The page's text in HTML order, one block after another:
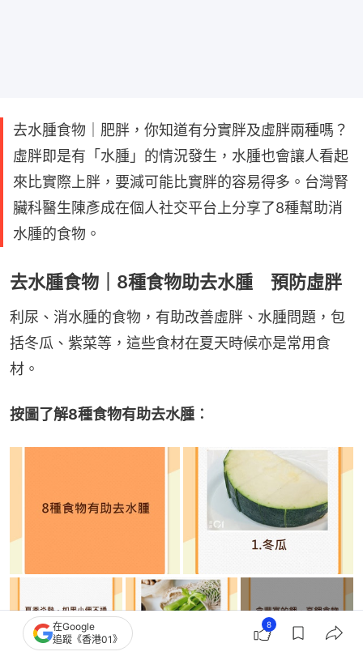
去水腫食物｜肥胖，你知道有分實胖及虛胖兩種嗎？
虛胖即是有「水腫」的情況發生，水腫也會讓人看起
來比實際上胖，要減可能比實胖的容易得多。台灣腎
臟科醫生陳彥成在個人社交平台上分享了8種幫助消
水腫的食物。
去水腫食物｜8種食物助去水腫 預防虛胖
利尿、消水腫的食物，有助改善虛胖、水腫問題，包
括冬瓜、紫菜等，這些食材在夏天時候亦是常用食
材。
按圖了解8種食物有助去水腫︰
+12
在Google
追蹤《香港01》
8